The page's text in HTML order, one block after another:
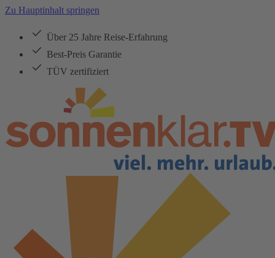
Zu Hauptinhalt springen
Über 25 Jahre Reise-Erfahrung
Best-Preis Garantie
TÜV zertifiziert